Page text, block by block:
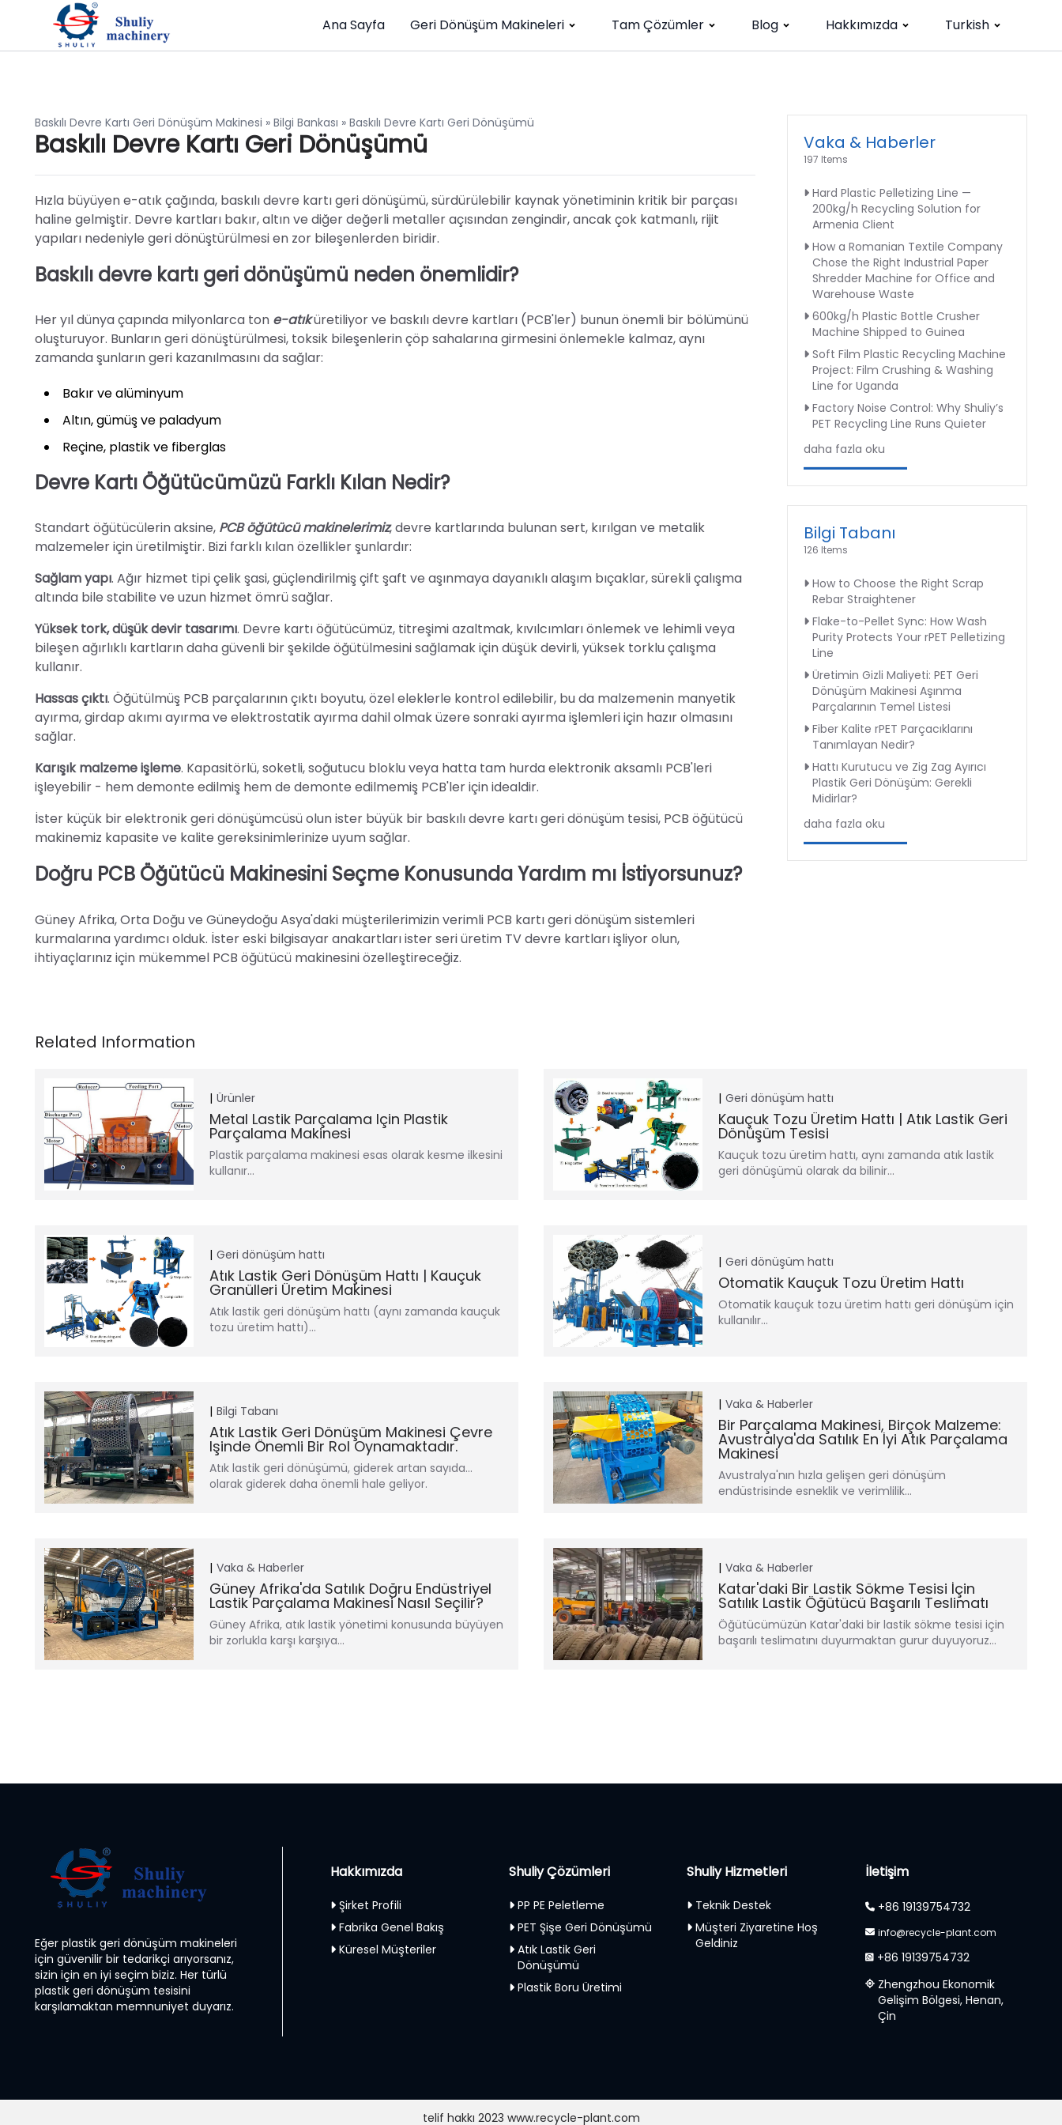
Ana Sayfa Geri Dönüşüm Makineleri Tam Çözümler Blog Hakkımızda Turkish
Baskılı Devre Kartı Geri Dönüşüm Makinesi » Bilgi Bankası » Baskılı Devre Kartı Geri Dönüşümü
Baskılı Devre Kartı Geri Dönüşümü
Hızla büyüyen e-atık çağında, baskılı devre kartı geri dönüşümü, sürdürülebilir kaynak yönetiminin kritik bir parçası
haline gelmiştir. Devre kartları bakır, altın ve diğer değerli metaller açısından zengindir, ancak çok katmanlı, rijit
yapıları nedeniyle geri dönüştürülmesi en zor bileşenlerden biridir.
Baskılı devre kartı geri dönüşümü neden önemlidir?
Her yıl dünya çapında milyonlarca ton e-atıküretiliyor ve baskılı devre kartları (PCB'ler) bunun önemli bir bölümünü
oluşturuyor. Bunların geri dönüştürülmesi, toksik bileşenlerin çöp sahalarına girmesini önlemekle kalmaz, aynı
zamanda şunların geri kazanılmasını da sağlar:
Bakır ve alüminyum
Altın, gümüş ve paladyum
Reçine, plastik ve fiberglas
Devre Kartı Öğütücümüzü Farklı Kılan Nedir?
Standart öğütücülerin aksine, PCB öğütücü makinelerimiz, devre kartlarında bulunan sert, kırılgan ve metalik
malzemeler için üretilmiştir. Bizi farklı kılan özellikler şunlardır:
Sağlam yapı. Ağır hizmet tipi çelik şasi, güçlendirilmiş çift şaft ve aşınmaya dayanıklı alaşım bıçaklar, sürekli çalışma
altında bile stabilite ve uzun hizmet ömrü sağlar.
Yüksek tork, düşük devir tasarımı. Devre kartı öğütücümüz, titreşimi azaltmak, kıvılcımları önlemek ve lehimli veya
bileşen ağırlıklı kartların daha güvenli bir şekilde öğütülmesini sağlamak için düşük devirli, yüksek torklu çalışma
kullanır.
Hassas çıktı. Öğütülmüş PCB parçalarının çıktı boyutu, özel eleklerle kontrol edilebilir, bu da malzemenin manyetik
ayırma, girdap akımı ayırma ve elektrostatik ayırma dahil olmak üzere sonraki ayırma işlemleri için hazır olmasını
sağlar.
Karışık malzeme işleme. Kapasitörlü, soketli, soğutucu bloklu veya hatta tam hurda elektronik aksamlı PCB'leri
işleyebilir - hem demonte edilmiş hem de demonte edilmemiş PCB'ler için idealdir.
İster küçük bir elektronik geri dönüşümcüsü olun ister büyük bir baskılı devre kartı geri dönüşüm tesisi, PCB öğütücü
makinemiz kapasite ve kalite gereksinimlerinize uyum sağlar.
Doğru PCB Öğütücü Makinesini Seçme Konusunda Yardım mı İstiyorsunuz?
Güney Afrika, Orta Doğu ve Güneydoğu Asya'daki müşterilerimizin verimli PCB kartı geri dönüşüm sistemleri
kurmalarına yardımcı olduk. İster eski bilgisayar anakartları ister seri üretim TV devre kartları işliyor olun,
ihtiyaçlarınız için mükemmel PCB öğütücü makinesini özelleştireceğiz.
Vaka & Haberler
197 Items
Hard Plastic Pelletizing Line —
200kg/h Recycling Solution for
Armenia Client
How a Romanian Textile Company
Chose the Right Industrial Paper
Shredder Machine for Office and
Warehouse Waste
600kg/h Plastic Bottle Crusher
Machine Shipped to Guinea
Soft Film Plastic Recycling Machine
Project: Film Crushing & Washing
Line for Uganda
Factory Noise Control: Why Shuliy’s
PET Recycling Line Runs Quieter
daha fazla oku
Bilgi Tabanı
126 Items
How to Choose the Right Scrap
Rebar Straightener
Flake-to-Pellet Sync: How Wash
Purity Protects Your rPET Pelletizing
Line
Üretimin Gizli Maliyeti: PET Geri
Dönüşüm Makinesi Aşınma
Parçalarının Temel Listesi
Fiber Kalite rPET Parçacıklarını
Tanımlayan Nedir?
Hattı Kurutucu ve Zig Zag Ayırıcı
Plastik Geri Dönüşüm: Gerekli
Midirlar?
daha fazla oku
Ürünler
Metal Lastik Parçalama Için Plastik
Parçalama Makinesi
Plastik parçalama makinesi esas olarak kesme ilkesini
kullanır…
Geri dönüşüm hattı
Kauçuk Tozu Üretim Hattı | Atık Lastik Geri
Dönüşüm Tesisi
Kauçuk tozu üretim hattı, aynı zamanda atık lastik
geri dönüşümü olarak da bilinir…
Geri dönüşüm hattı
Atık Lastik Geri Dönüşüm Hattı | Kauçuk
Granülleri Üretim Makinesi
Atık lastik geri dönüşüm hattı (aynı zamanda kauçuk
tozu üretim hattı)…
Geri dönüşüm hattı
Otomatik Kauçuk Tozu Üretim Hattı
Otomatik kauçuk tozu üretim hattı geri dönüşüm için
kullanılır…
Bilgi Tabanı
Atık Lastik Geri Dönüşüm Makinesi Çevre
Işinde Önemli Bir Rol Oynamaktadır.
Atık lastik geri dönüşümü, giderek artan sayıda...
olarak giderek daha önemli hale geliyor.
Vaka & Haberler
Bir Parçalama Makinesi, Birçok Malzeme:
Avustralya'da Satılık En İyi Atık Parçalama
Makinesi
Avustralya'nın hızla gelişen geri dönüşüm
endüstrisinde esneklik ve verimlilik...
Vaka & Haberler
Güney Afrika'da Satılık Doğru Endüstriyel
Lastik Parçalama Makinesi Nasıl Seçilir?
Güney Afrika, atık lastik yönetimi konusunda büyüyen
bir zorlukla karşı karşıya...
Vaka & Haberler
Katar'daki Bir Lastik Sökme Tesisi İçin
Satılık Lastik Öğütücü Başarılı Teslimatı
Öğütücümüzün Katar'daki bir lastik sökme tesisi için
başarılı teslimatını duyurmaktan gurur duyuyoruz...
Eğer plastik geri dönüşüm makineleri
için güvenilir bir tedarikçi arıyorsanız,
sizin için en iyi seçim biziz. Her türlü
plastik geri dönüşüm tesisini
karşılamaktan memnuniyet duyarız.
Hakkımızda
Şirket Profili
Fabrika Genel Bakış
Küresel Müşteriler
Shuliy Çözümleri
PP PE Peletleme
PET Şişe Geri Dönüşümü
Atık Lastik Geri
Dönüşümü
Plastik Boru Üretimi
Shuliy Hizmetleri
Teknik Destek
Müşteri Ziyaretine Hoş
Geldiniz
İletişim
+86 19139754732
info@recycle-plant.com
+86 19139754732
Zhengzhou Ekonomik
Gelişim Bölgesi, Henan,
Çin
telif hakkı 2023 www.recycle-plant.com